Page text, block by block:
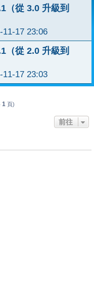
從 3.0 升級到
11-17 23:06
從 2.0 升級到
11-17 23:03
1 頁)
前往